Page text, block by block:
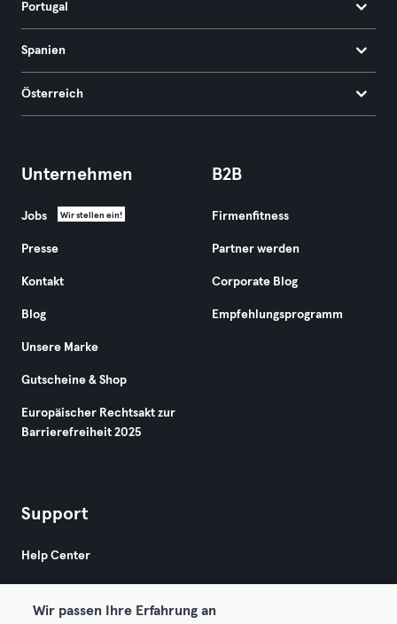
Portugal
Spanien
Österreich
Unternehmen
Jobs Wir stellen ein!
Presse
Kontakt
Blog
Unsere Marke
Gutscheine & Shop
Europäischer Rechtsakt zur
Barrierefreiheit 2025
B2B
Firmenfitness
Partner werden
Corporate Blog
Empfehlungsprogramm
Support
Help Center
Wir passen Ihre Erfahrung an